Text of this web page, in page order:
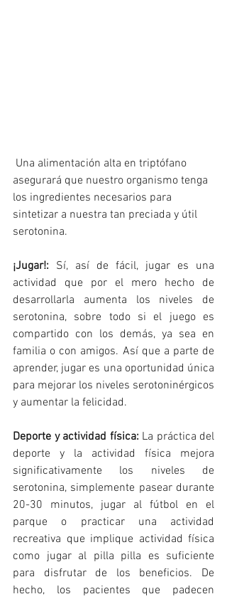
asegurará que nuestro organismo tenga
los ingredientes necesarios para
sintetizar a nuestra tan preciada y útil
serotonina.
¡Jugar!: Sí, así de fácil, jugar es una
actividad que por el mero hecho de
desarrollarla aumenta los niveles de
serotonina, sobre todo si el juego es
compartido con los demás, ya sea en
familia o con amigos. Así que a parte de
aprender, jugar es una oportunidad única
para mejorar los niveles serotoninérgicos
y aumentar la felicidad.
Deporte y actividad física: La práctica del
deporte y la actividad física mejora
significativamente los niveles de
serotonina, simplemente pasear durante
20-30 minutos, jugar al fútbol en el
parque o practicar una actividad
recreativa que implique actividad física
como jugar al pilla pilla es suficiente
para disfrutar de los beneficios. De
hecho, los pacientes que padecen